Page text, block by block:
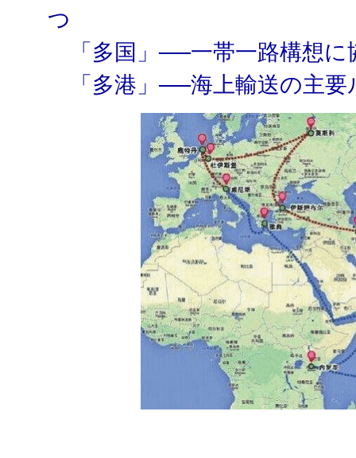
つ
「多国」──一帯一路構想に
「多港」──海上輸送の主要